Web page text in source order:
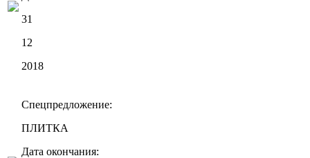
31
12
2018
Спецпредложение:
ПЛИТКА
Дата окончания: